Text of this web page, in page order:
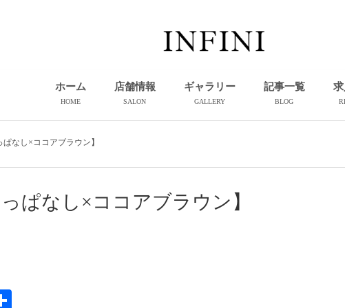
ホーム
HOME
店舗情報
SALON
ギャラリー
GALLERY
記事一覧
BLOG
ぱなし×ココアブラウン】
っぱなし×ココアブラウン】